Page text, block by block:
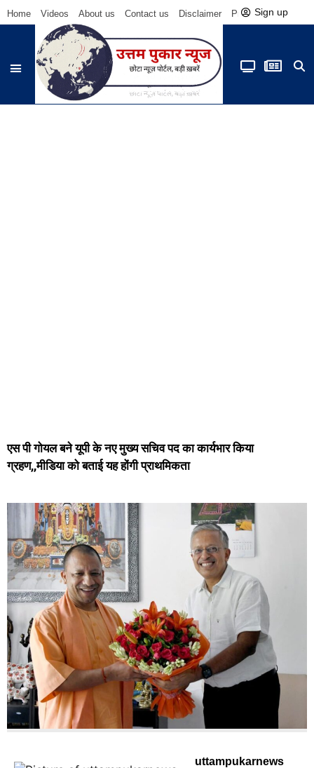
Home Videos About us Contact us Disclaimer Privacy Policy
Sign up
एस पी गोयल बने यूपी के नए मुख्य सचिव पद का कार्यभार किया
ग्रहण,,मीडिया को बताई यह होंगी प्राथमिकता
uttampukarnews